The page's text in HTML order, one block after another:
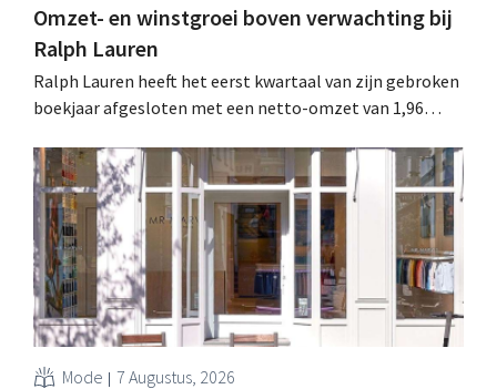
Omzet- en winstgroei boven verwachting bij
Ralph Lauren
Ralph Lauren heeft het eerst kwartaal van zijn gebroken
boekjaar afgesloten met een netto-omzet van 1,96
is dan een jaar eerder. Na die beter dan verwachte start
verhoogt het bedrijf ook zijn vooruitzichten voor het
volledige boekjaar.
Mode 7 Augustus, 2026